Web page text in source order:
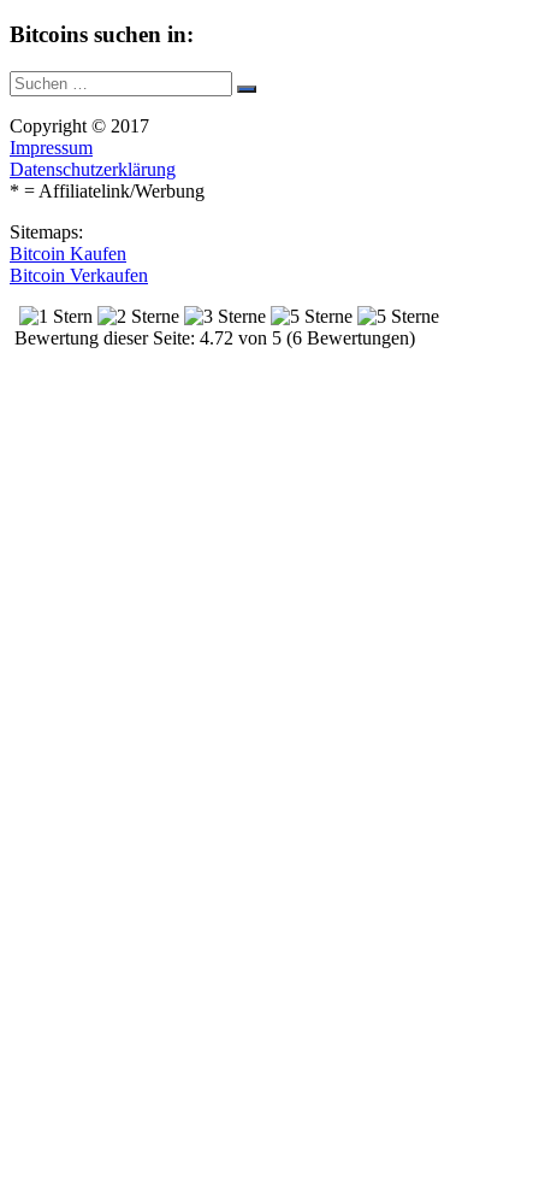
Bitcoins suchen in:
Suche
nach:
Suchen
Copyright © 2017
Impressum
Datenschutzerklärung
* = Affiliatelink/Werbung
Sitemaps:
Bitcoin Kaufen
Bitcoin Verkaufen
Bewertung dieser Seite: 4.72 von 5 (6 Bewertungen)